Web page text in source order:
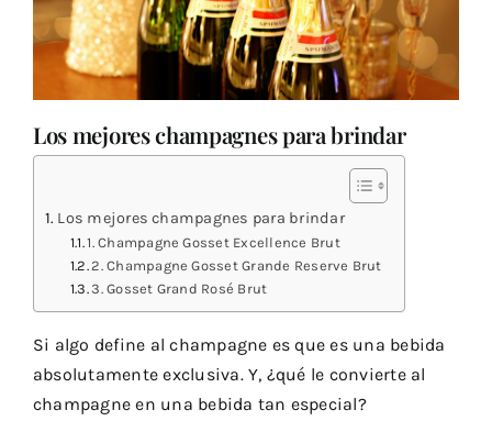
Los mejores champagnes para brindar
Los mejores champagnes para brindar
1. Champagne Gosset Excellence Brut
2. Champagne Gosset Grande Reserve Brut
3. Gosset Grand Rosé Brut
Si algo define al champagne es que es una bebida
absolutamente exclusiva. Y, ¿qué le convierte al
champagne en una bebida tan especial?